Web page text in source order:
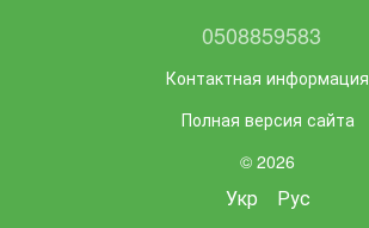
0508859583
Контактная информация
Полная версия сайта
© 2026
Укр Рус